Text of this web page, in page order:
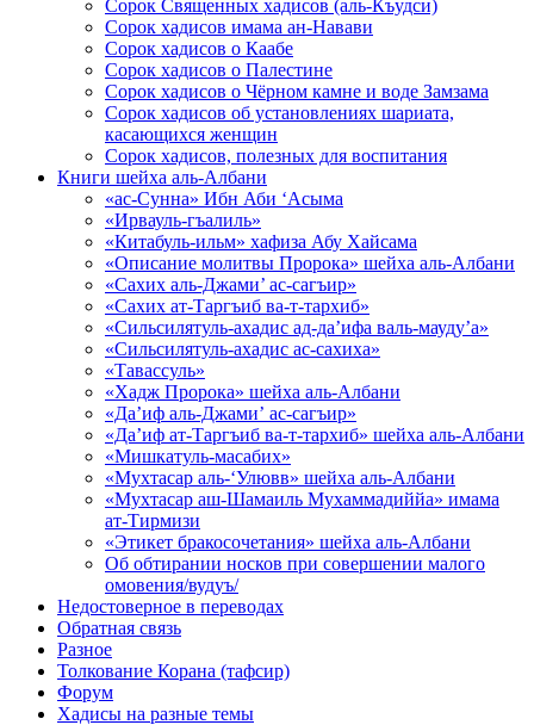
Сорок Священных хадисов (аль-Къудси)
Сорок хадисов имама ан-Навави
Сорок хадисов о Каабе
Сорок хадисов о Палестине
Сорок хадисов о Чёрном камне и воде Замзама
Сорок хадисов об установлениях шариата,
касающихся женщин
Сорок хадисов, полезных для воспитания
Книги шейха аль-Албани
«ас-Сунна» Ибн Аби ‘Асыма
«Ирвауль-гъалиль»
«Китабуль-ильм» хафиза Абу Хайсама
«Описание молитвы Пророка» шейха аль-Албани
«Сахих аль-Джами’ ас-сагъир»
«Сахих ат-Таргъиб ва-т-тархиб»
«Сильсилятуль-ахадис ад-да’ифа валь-мауду’а»
«Сильсилятуль-ахадис ас-сахиха»
«Тавассуль»
«Хадж Пророка» шейха аль-Албани
«Да’иф аль-Джами’ ас-сагъир»
«Да’иф ат-Таргъиб ва-т-тархиб» шейха аль-Албани
«Мишкатуль-масабих»
«Мухтасар аль-‘Улювв» шейха аль-Албани
«Мухтасар аш-Шамаиль Мухаммадиййа» имама
ат-Тирмизи
«Этикет бракосочетания» шейха аль-Албани
Об обтирании носков при совершении малого
омовения/вудуъ/
Недостоверное в переводах
Обратная связь
Разное
Толкование Корана (тафсир)
Форум
Хадисы на разные темы